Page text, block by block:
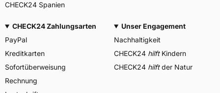
CHECK24 Spanien
CHECK24 Zahlungsarten
PayPal
Kreditkarten
Sofortüberweisung
Rechnung
Unser Engagement
Nachhaltigkeit
CHECK24 hilftKindern
CHECK24 hilftder Natur